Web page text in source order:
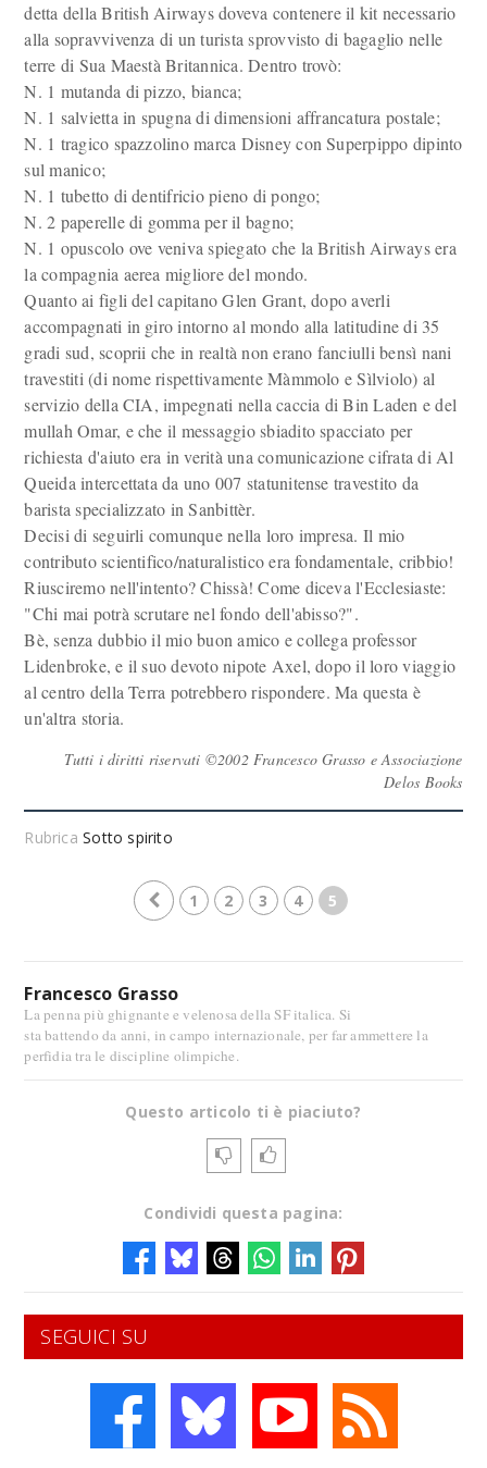
detta della British Airways doveva contenere il kit necessario
alla sopravvivenza di un turista sprovvisto di bagaglio nelle
terre di Sua Maestà Britannica. Dentro trovò:
N. 1 mutanda di pizzo, bianca;
N. 1 salvietta in spugna di dimensioni affrancatura postale;
N. 1 tragico spazzolino marca Disney con Superpippo dipinto
sul manico;
N. 1 tubetto di dentifricio pieno di pongo;
N. 2 paperelle di gomma per il bagno;
N. 1 opuscolo ove veniva spiegato che la British Airways era
la compagnia aerea migliore del mondo.
Quanto ai figli del capitano Glen Grant, dopo averli
accompagnati in giro intorno al mondo alla latitudine di 35
gradi sud, scoprii che in realtà non erano fanciulli bensì nani
travestiti (di nome rispettivamente Màmmolo e Sìlviolo) al
servizio della CIA, impegnati nella caccia di Bin Laden e del
mullah Omar, e che il messaggio sbiadito spacciato per
richiesta d'aiuto era in verità una comunicazione cifrata di Al
Queida intercettata da uno 007 statunitense travestito da
barista specializzato in Sanbittèr.
Decisi di seguirli comunque nella loro impresa. Il mio
contributo scientifico/naturalistico era fondamentale, cribbio!
Riusciremo nell'intento? Chissà! Come diceva l'Ecclesiaste:
"Chi mai potrà scrutare nel fondo dell'abisso?".
Bè, senza dubbio il mio buon amico e collega professor
Lidenbroke, e il suo devoto nipote Axel, dopo il loro viaggio
al centro della Terra potrebbero rispondere. Ma questa è
un'altra storia.
Tutti i diritti riservati ©2002 Francesco Grasso e Associazione
Delos Books
RubricaSotto spirito
1 2 3 4 5
Francesco Grasso
La penna più ghignante e velenosa della SF italica. Si
sta battendo da anni, in campo internazionale, per far ammettere la
perfidia tra le discipline olimpiche.
Questo articolo ti è piaciuto?
Condividi questa pagina:
SEGUICI SU